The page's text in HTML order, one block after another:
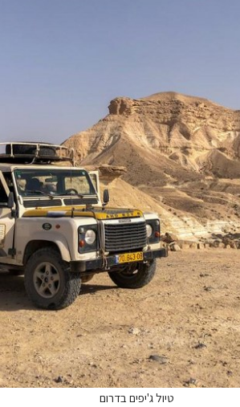
טיול ג'יפים בדרום